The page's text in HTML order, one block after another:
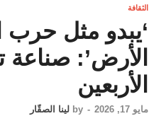
الثقافة
‘يبدو مثل حرب
الأرض’:
الأربعين
مايو 17, 2026 -
by لينا الصقّار